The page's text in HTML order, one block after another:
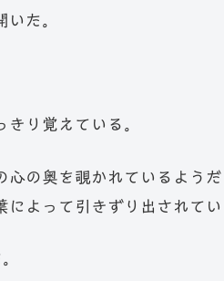
た。
り覚えている。
の奥を覗かれているようだ
よって引きずり出されてい